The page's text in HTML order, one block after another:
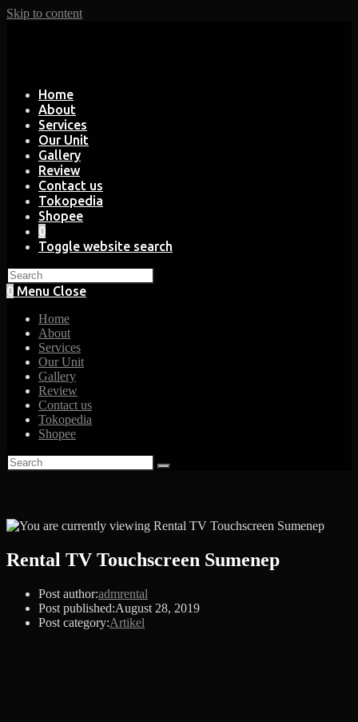
Skip to content
Home
About
Services
Our Unit
Gallery
Review
Contact us
Tokopedia
Shopee
0
Toggle website search
0 Menu Close
Home
About
Services
Our Unit
Gallery
Review
Contact us
Tokopedia
Shopee
Rental TV Touchscreen Sumenep
Post author:admrental
Post published:August 28, 2019
Post category:Artikel